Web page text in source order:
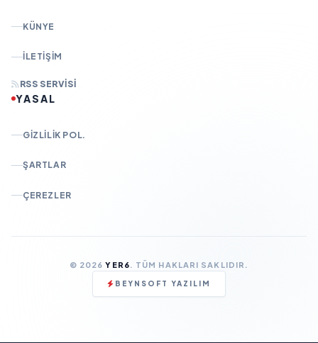
KÜNYE
İLETIŞIM
RSS SERVISI
YASAL
GIZLILIK POL.
ŞARTLAR
ÇEREZLER
© 2026YER6. TÜM HAKLARI SAKLIDIR.
BEYNSOFT YAZILIM